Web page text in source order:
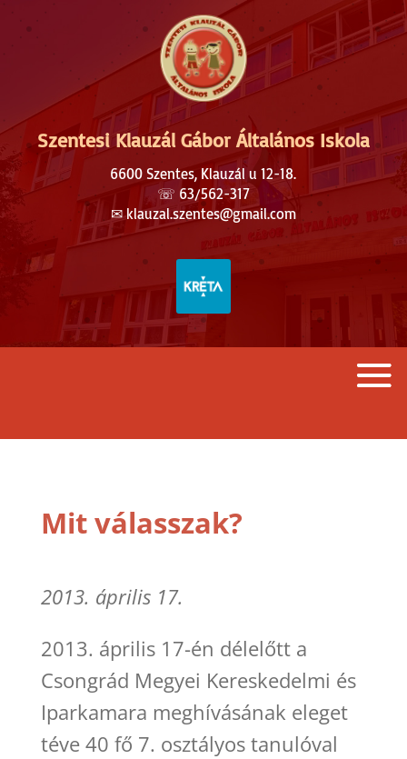
Szentesi Klauzál Gábor Általános Iskola
6600 Szentes, Klauzál u 12-18.
☏ 63/562-317
✉︎klauzal.szentes@gmail.com
Mit válasszak?
2013. április 17.
2013. április 17-én délelőtt a
Csongrád Megyei Kereskedelmi és
Iparkamara meghívásának eleget
téve 40 fő 7. osztályos tanulóval